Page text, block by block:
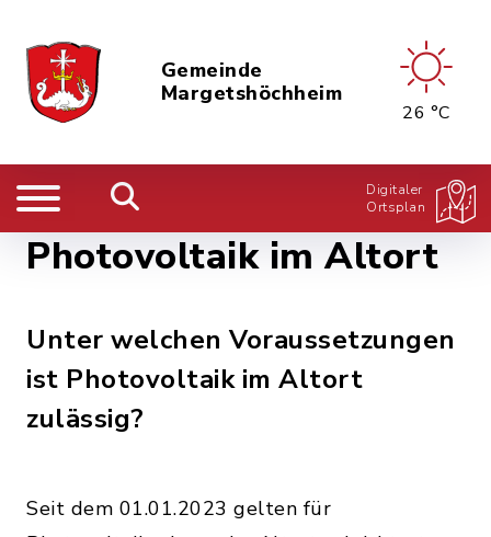
Gemeinde
Margetshöchheim
26 °C
Digitaler
Ortsplan
Photovoltaik im Altort
Unter welchen Voraussetzungen
ist Photovoltaik im Altort
zulässig?
Seit dem 01.01.2023 gelten für